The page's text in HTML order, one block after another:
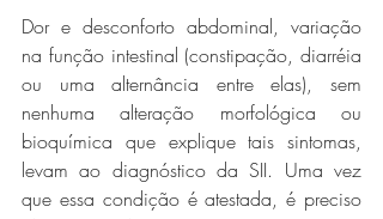
Dor e desconforto abdominal, variação
na função intestinal (constipação, diarréia
ou uma alternância entre elas), sem
nenhuma alteração morfológica ou
bioquímica que explique tais sintomas,
levam ao diagnóstico da SII. Uma vez
que essa condição é atestada, é preciso